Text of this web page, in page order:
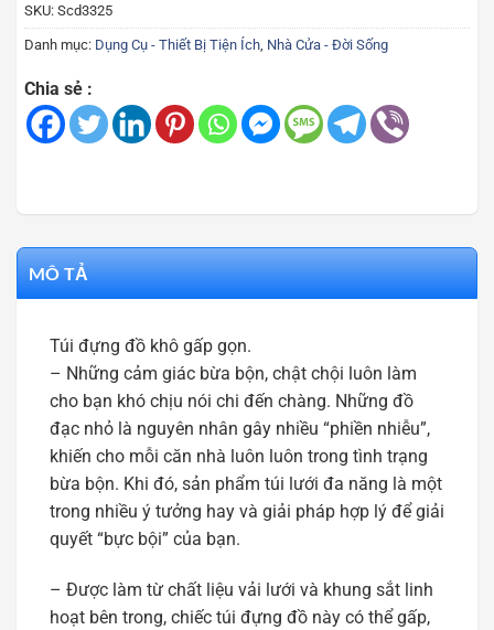
SKU: Scd3325
Danh mục: Dụng Cụ - Thiết Bị Tiện Ích Nhà Cửa - Đời Sống
Chia sẻ :
MÔ TẢ
Túi đựng đồ khô gấp gọn.
– Những cảm giác bừa bộn, chật chội luôn làm
cho bạn khó chịu nói chi đến chàng. Những đồ
đạc nhỏ là nguyên nhân gây nhiều “phiền nhiễu”,
khiến cho mỗi căn nhà luôn luôn trong tình trạng
bừa bộn. Khi đó, sản phẩm túi lưới đa năng là một
trong nhiều ý tưởng hay và giải pháp hợp lý để giải
quyết “bực bội” của bạn.
– Được làm từ chất liệu vải lưới và khung sắt linh
hoạt bên trong, chiếc túi đựng đồ này có thể gấp,